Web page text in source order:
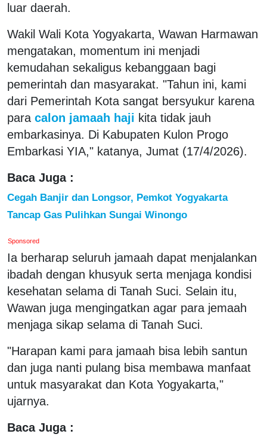
luar daerah.
Wakil Wali Kota Yogyakarta, Wawan Harmawan
mengatakan, momentum ini menjadi
kemudahan sekaligus kebanggaan bagi
pemerintah dan masyarakat. "Tahun ini, kami
dari Pemerintah Kota sangat bersyukur karena
para calon jamaah haji kita tidak jauh
embarkasinya. Di Kabupaten Kulon Progo
Embarkasi YIA," katanya, Jumat (17/4/2026).
Baca Juga :
Cegah Banjir dan Longsor, Pemkot Yogyakarta
Tancap Gas Pulihkan Sungai Winongo
Sponsored
Ia berharap seluruh jamaah dapat menjalankan
ibadah dengan khusyuk serta menjaga kondisi
kesehatan selama di Tanah Suci. Selain itu,
Wawan juga mengingatkan agar para jemaah
menjaga sikap selama di Tanah Suci.
"Harapan kami para jamaah bisa lebih santun
dan juga nanti pulang bisa membawa manfaat
untuk masyarakat dan Kota Yogyakarta,"
ujarnya.
Baca Juga :